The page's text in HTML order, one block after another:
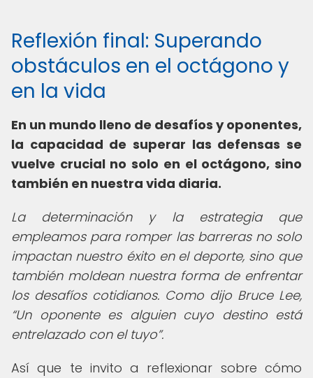
Reflexión final: Superando
obstáculos en el octágono y
en la vida
En un mundo lleno de desafíos y oponentes,
la capacidad de superar las defensas se
vuelve crucial no solo en el octágono, sino
también en nuestra vida diaria.
La determinación y la estrategia que
empleamos para romper las barreras no solo
impactan nuestro éxito en el deporte, sino que
también moldean nuestra forma de enfrentar
los desafíos cotidianos. Como dijo Bruce Lee,
Un oponente es alguien cuyo destino está
entrelazado con el tuyo .
Así que te invito a reflexionar sobre cómo